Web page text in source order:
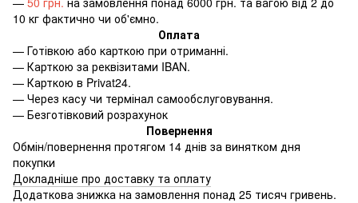
10 кг фактично чи об'ємно.
Оплата
— Готівкою або карткою при отриманні.
— Карткою за реквізитами IBAN.
— Карткою в Privat24.
— Через касу чи термінал самообслуговування.
— Безготівковий розрахунок
Повернення
Обмін/повернення протягом 14 днів за винятком дня
покупки
Докладніше про доставку та оплату
Додаткова знижка на замовлення понад 25 тисяч гривень.